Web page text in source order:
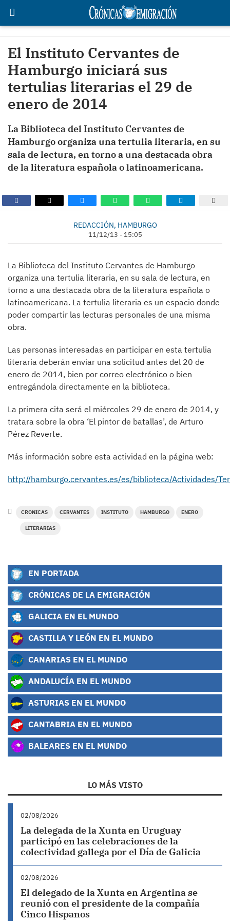
El Instituto Cervantes de
Hamburgo iniciará sus
tertulias literarias el 29 de
enero de 2014
La Biblioteca del Instituto Cervantes de
Hamburgo organiza una tertulia literaria, en su
sala de lectura, en torno a una destacada obra
de la literatura española o latinoamericana.
REDACCIÓN, HAMBURGO
11/12/13 - 15:05
La Biblioteca del Instituto Cervantes de Hamburgo
organiza una tertulia literaria, en su sala de lectura, en
torno a una destacada obra de la literatura española o
latinoamericana. La tertulia literaria es un espacio donde
poder compartir las lecturas personales de una misma
obra.
Las personas interesadas en participar en esta tertulia
literaria deberán enviar una solicitud antes del 20 de
enero de 2014, bien por correo electrónico o bien
entregándola directamente en la biblioteca.
La primera cita será el miércoles 29 de enero de 2014, y
tratara sobre la obra ‘El pintor de batallas’, de Arturo
Pérez Reverte.
Más información sobre esta actividad en la página web:
http://hamburgo.cervantes.es/es/biblioteca/Actividades/
CRONICAS CERVANTES INSTITUTO HAMBURGO ENERO
LITERARIAS
EN PORTADA
CRÓNICAS DE LA EMIGRACIÓN
GALICIA EN EL MUNDO
CASTILLA Y LEÓN EN EL MUNDO
CANARIAS EN EL MUNDO
ANDALUCÍA EN EL MUNDO
ASTURIAS EN EL MUNDO
CANTABRIA EN EL MUNDO
BALEARES EN EL MUNDO
LO MÁS VISTO
02/08/2026
La delegada de la Xunta en Uruguay
participó en las celebraciones de la
colectividad gallega por el Día de Galicia
02/08/2026
El delegado de la Xunta en Argentina se
reunió con el presidente de la compañía
Cinco Hispanos